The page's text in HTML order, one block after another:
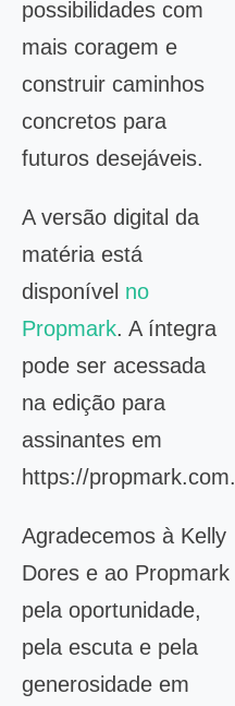
possibilidades com
mais coragem e
construir caminhos
concretos para
futuros desejáveis.
A versão digital da
matéria está
disponível no
Propmark. A íntegra
pode ser acessada
na edição para
assinantes em
https://
Agradecemos à Kelly
Dores e ao Propmark
pela oportunidade,
pela escuta e pela
generosidade em